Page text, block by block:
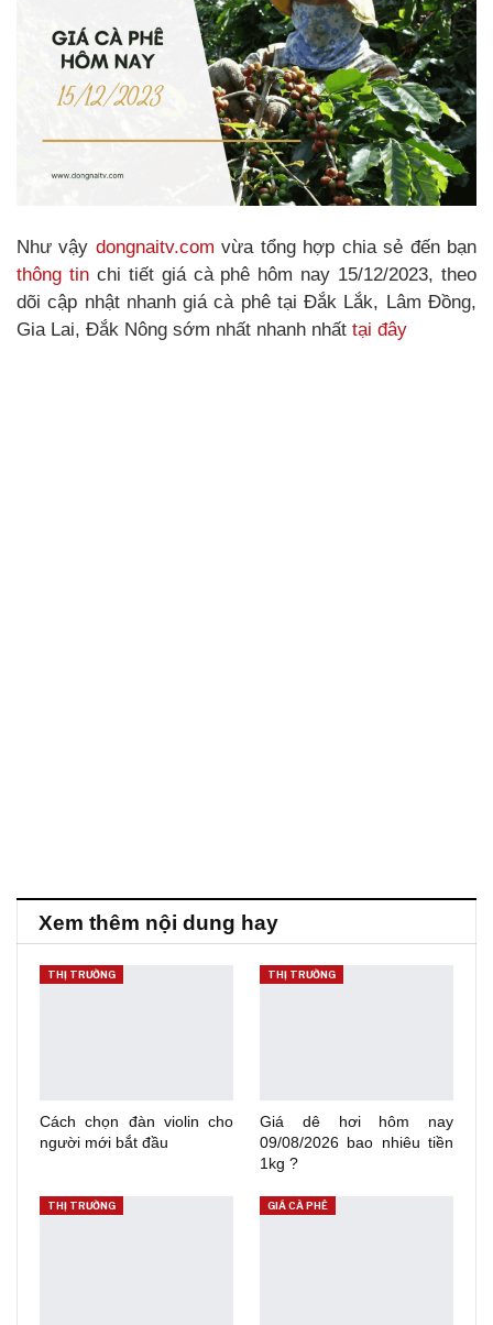
Như vậy dongnaitv.com vừa tổng hợp chia sẻ đến bạn
thông tinchi tiết giá cà phê hôm nay 15/12/2023, theo
dõi cập nhật nhanh giá cà phê tại Đắk Lắk, Lâm Đồng,
Gia Lai, Đắk Nông sớm nhất nhanh nhất tại đây
Xem thêm nội dung hay
THỊ TRƯỜNG
Cách chọn đàn violin cho
người mới bắt đầu
THỊ TRƯỜNG
Giá dê hơi hôm nay
09/08/2026 bao nhiêu tiền
1kg ?
THỊ TRƯỜNG GIÁ CÀ PHÊ